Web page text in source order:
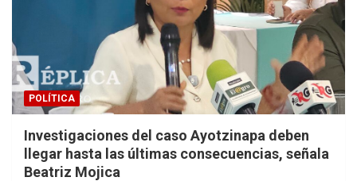
POLÍTICA
Investigaciones del caso Ayotzinapa deben
llegar hasta las últimas consecuencias, señala
Beatriz Mojica